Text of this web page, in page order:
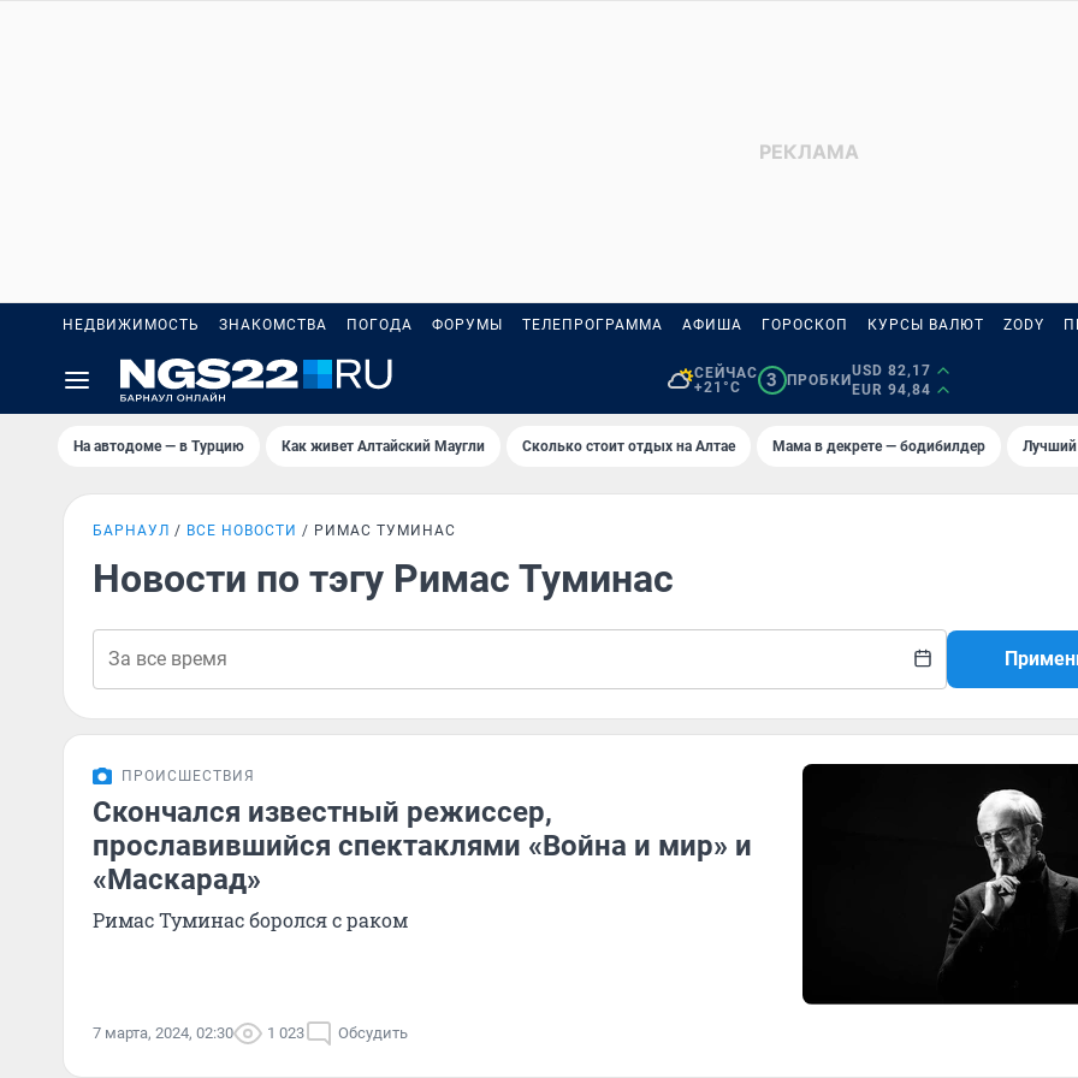
НЕДВИЖИМОСТЬ ЗНАКОМСТВА ПОГОДА ФОРУМЫ ТЕЛЕПРОГРАММА АФИША ГОРОСКОП КУРСЫ ВАЛЮТ ZODY
СЕЙЧАС
+21°C
3 ПРОБКИ
USD 82,17
EUR 94,84
На автодоме — в Турцию Как живет Алтайский Маугли Сколько стоит отдых на Алтае Мама в декрете — бодибилдер
БАРНАУЛ ВСЕ НОВОСТИ РИМАС ТУМИНАС
Новости по тэгу Римас Туминас
ПРОИСШЕСТВИЯ
Скончался известный режиссер,
прославившийся спектаклями «Война и мир» и
«Маскарад»
Римас Туминас боролся с раком
7 марта, 2024, 02:30 1 023 Обсудить